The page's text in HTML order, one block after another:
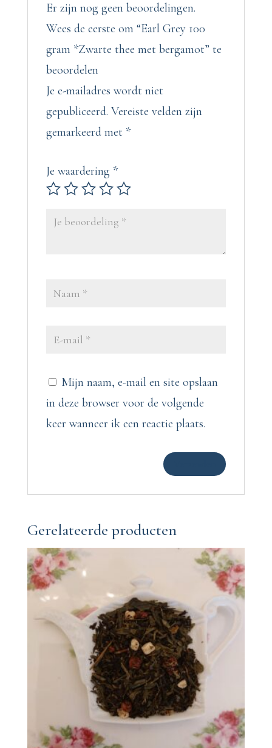
Er zijn nog geen beoordelingen.
Wees de eerste om “Earl Grey 100
gram *Zwarte thee met bergamot” te
beoordelen
Je e-mailadres wordt niet
gepubliceerd. Vereiste velden zijn
gemarkeerd met *
Je waardering *
Mijn naam, e-mail en site opslaan
in deze browser voor de volgende
keer wanneer ik een reactie plaats.
Gerelateerde producten